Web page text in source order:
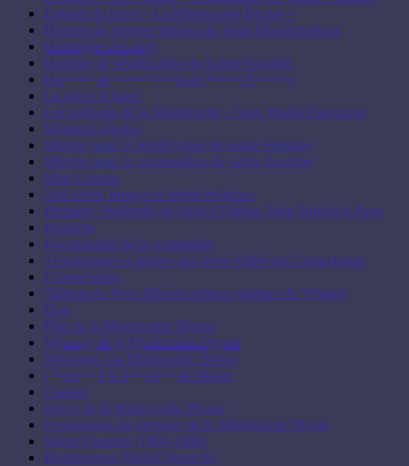
Extraits du livret « La Miséricorde Divine »
Histoire du premier tableau de Jésus Miséricordieux
Historique des dons
Homélie de béatification de Sainte Faustine
Homélie de canonisation de Sainte Faustine
Le don a échoué
Les podcasts de la Miséricorde – Avec Radio Esperance
Mentions légales
Miracle pour la béatification de sainte Faustine
Miracle pour la canonisation de sainte Faustine
Mon Compte
Nos livres, images et objets religieux
Premiers Vendredis du Mois à l’église Saint Sulpice à Paris
Products
Récapitulatif de la commande
Témoignages à propos des livres édités par l’association
L’association
Tableau de Jésus Miséricordieux (tableau de Vilnius)
Don
Fête de la Miséricorde Divine
Message de la Miséricorde Divine
Neuvaine à la Miséricorde Divine
Chapelet à la Miséricorde Divine
Contact
Heure de la Miséricorde Divine
Propagation du message de la Miséricorde Divine
Sainte Faustine (1905-1938)
Bienheureux Michel Sopocko